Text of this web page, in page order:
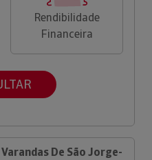
Rendibilidade
Financeira
De São Jorge-